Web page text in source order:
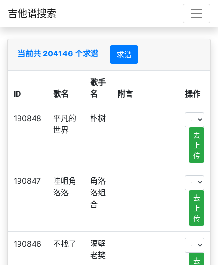
吉他谱搜索
当前共 204146 个求谱 求谱
ID 歌名
歌手
名
附言 操作
190848
平凡的
世界
朴树
去
上
传
190847
哇咀角
洛洛
角洛
洛组
合
去
上
传
190846 不找了
隔壁
老樊
去